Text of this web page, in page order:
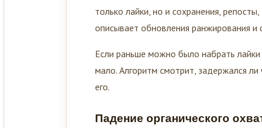
только лайки, но и сохранения,
описывает обновления ранжирования и
Если раньше можно было набрать лайки
мало. Алгоритм смотрит, задержался
Падение органического